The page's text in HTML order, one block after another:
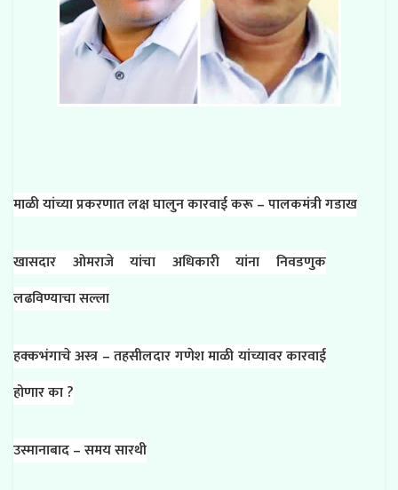
माळी यांच्या प्रकरणात लक्ष घालुन कारवाई करू – पालकमंत्री गडाख
खासदार ओमराजे यांचा अधिकारी यांना निवडणुक
लढविण्याचा सल्ला
हक्कभंगाचे अस्त्र – तहसीलदार गणेश माळी यांच्यावर कारवाई
होणार का ?
उस्मानाबाद – समय सारथी